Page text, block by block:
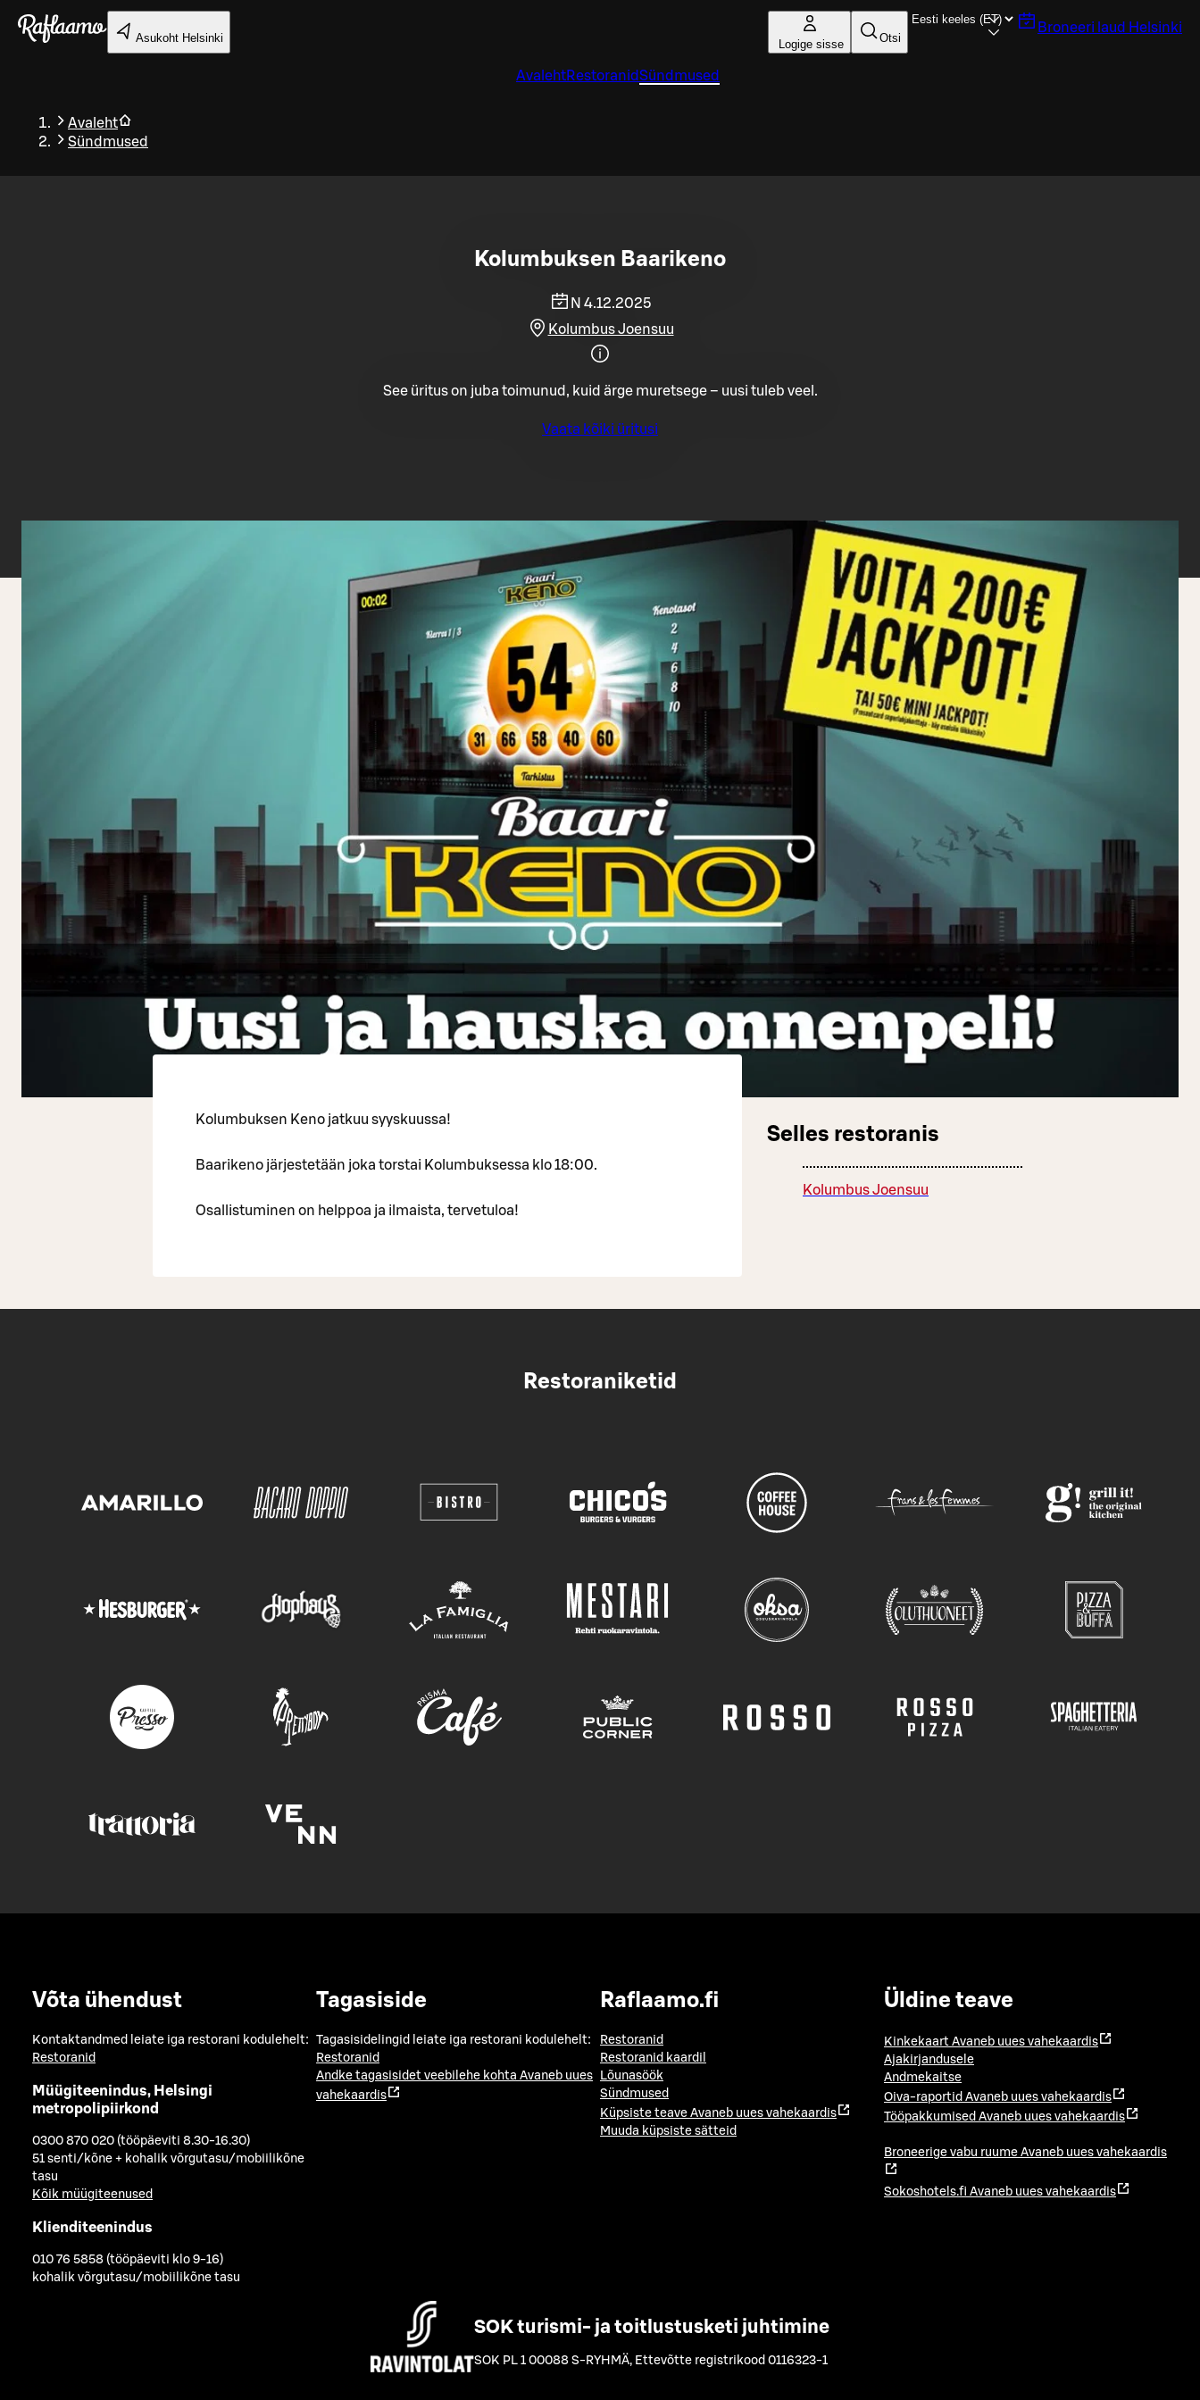
Liigu peamise sisu juurde
Asukoht Helsinki Logige sisse Otsi
Broneeri laud Helsinki
AvalehtRestoranidSündmused
Avaleht
Sündmused
Tagasi
Kolumbuksen Baarikeno
N 4.12.2025
Kolumbus Joensuu
See üritus on juba toimunud, kuid ärge muretsege – uusi tuleb veel.
Vaata kõiki üritusi
Kolumbuksen Keno jatkuu syyskuussa!
Baarikeno järjestetään joka torstai Kolumbuksessa klo 18:00.
Osallistuminen on helppoa ja ilmaista, tervetuloa!
Selles restoranis
Kolumbus Joensuu
Restoraniketid
Võta ühendust
Kontaktandmed leiate iga restorani kodulehelt:
Restoranid
Müügiteenindus, Helsingi
metropolipiirkond
0300 870 020 (tööpäeviti 8.30-16.30)
51 senti/kõne + kohalik võrgutasu/mobiilikõne
tasu
Kõik müügiteenused
Klienditeenindus
010 76 5858 (tööpäeviti klo 9-16)
kohalik võrgutasu/mobiilikõne tasu
Tagasiside
Tagasisidelingid leiate iga restorani kodulehelt:
Restoranid
Andke tagasisidet veebilehe kohta Avaneb uues
vahekaardis
Raflaamo.fi
Restoranid
Restoranid kaardil
Lõunasöök
Sündmused
Küpsiste teave Avaneb uues vahekaardis
Muuda küpsiste sätteid
Üldine teave
Kinkekaart Avaneb uues vahekaardis
Ajakirjandusele
Andmekaitse
Oiva-raportid Avaneb uues vahekaardis
Tööpakkumised Avaneb uues vahekaardis
Broneerige vabu ruume Avaneb uues vahekaardis
Sokoshotels.fi Avaneb uues vahekaardis
SOK turismi- ja toitlustusketi juhtimine
SOK PL 1 00088 S-RYHMÄ, Ettevõtte registrikood 0116323-1